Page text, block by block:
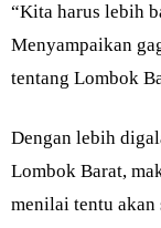
“Kita harus lebih
Menyampaikan
tentang Lombok
Dengan lebih
Lombok Barat,
menilai tentu akan